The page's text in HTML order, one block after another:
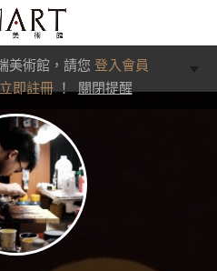
美術館，請您 登入會員
立即註冊！ 關閉提醒